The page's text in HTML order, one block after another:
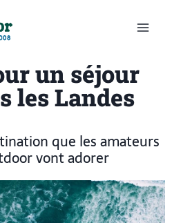
un séjour
les Landes
que les amateurs
vont adorer